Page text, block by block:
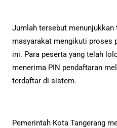
Jumlah tersebut
masyarakat mengikuti proses
ini. Para peserta yang telah
menerima PIN pendaftaran
terdaftar di sistem.
Pemerintah Kota Tangerang